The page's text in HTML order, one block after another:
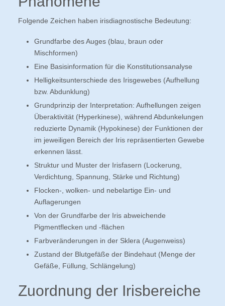
Folgende Zeichen haben irisdiagnostische Bedeutung:
Grundfarbe des Auges (blau, braun oder
Mischformen)
Eine Basisinformation für die Konstitutionsanalyse
Helligkeitsunterschiede des Irisgewebes (Aufhellung
bzw. Abdunklung)
Grundprinzip der Interpretation: Aufhellungen zeigen
Überaktivität (Hyperkinese), während Abdunkelungen
reduzierte Dynamik (Hypokinese) der Funktionen der
im jeweiligen Bereich der Iris repräsentierten Gewebe
erkennen lässt.
Struktur und Muster der Irisfasern (Lockerung,
Verdichtung, Spannung, Stärke und Richtung)
Flocken-, wolken- und nebelartige Ein- und
Auflagerungen
Von der Grundfarbe der Iris abweichende
Pigmentflecken und -flächen
Farbveränderungen in der Sklera (Augenweiss)
Zustand der Blutgefäße der Bindehaut (Menge der
Gefäße, Füllung, Schlängelung)
Zuordnung der Irisbereiche